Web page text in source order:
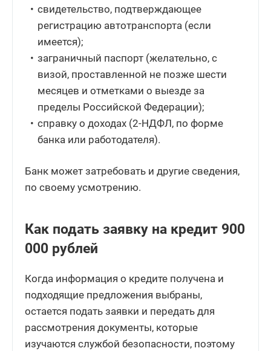
свидетельство, подтверждающее
регистрацию автотранспорта (если
имеется);
заграничный паспорт (желательно, с
визой, проставленной не позже шести
месяцев и отметками о выезде за
пределы Российской Федерации);
справку о доходах (2-НДФЛ, по форме
банка или работодателя).
Банк может затребовать и другие сведения,
по своему усмотрению.
Как подать заявку на кредит 900
000 рублей
Когда информация о кредите получена и
подходящие предложения выбраны,
остается подать заявки и передать для
рассмотрения документы, которые
изучаются службой безопасности, поэтому